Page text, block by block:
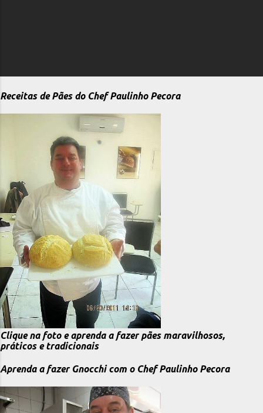
Receitas de Pães do Chef Paulinho Pecora
Clique na foto e aprenda a fazer pães maravilhosos,
práticos e tradicionais
Aprenda a fazer Gnocchi com o Chef Paulinho Pecora